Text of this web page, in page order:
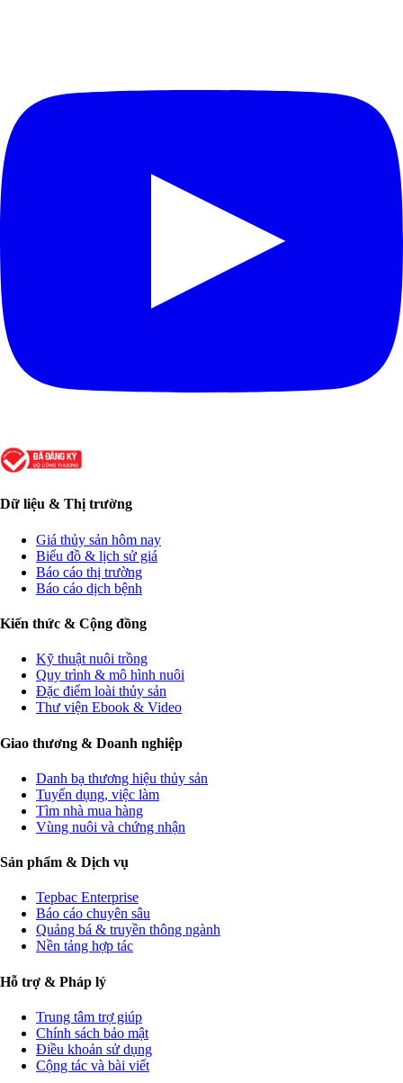
Dữ liệu & Thị trường
Giá thủy sản hôm nay
Biểu đồ & lịch sử giá
Báo cáo thị trường
Báo cáo dịch bệnh
Kiến thức & Cộng đồng
Kỹ thuật nuôi trồng
Quy trình & mô hình nuôi
Đặc điểm loài thủy sản
Thư viện Ebook & Video
Giao thương & Doanh nghiệp
Danh bạ thương hiệu thủy sản
Tuyển dụng, việc làm
Tìm nhà mua hàng
Vùng nuôi và chứng nhận
Sản phẩm & Dịch vụ
Tepbac Enterprise
Báo cáo chuyên sâu
Quảng bá & truyền thông ngành
Nền tảng hợp tác
Hỗ trợ & Pháp lý
Trung tâm trợ giúp
Chính sách bảo mật
Điều khoản sử dụng
Cộng tác và bài viết